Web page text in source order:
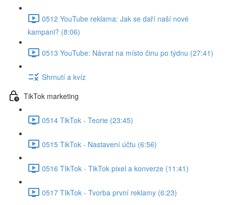
0512 YouTube reklama: Jak se daří naší nové
kampani? (8:06)
0513 YouTube: Návrat na místo činu po týdnu (27:41)
Shrnutí a kvíz
TikTok marketing
0514 TikTok - Teorie (23:45)
0515 TikTok - Nastavení účtu (6:56)
0516 TIkTok - TikTok pixel a konverze (11:41)
0517 TIkTok - Tvorba první reklamy (6:23)